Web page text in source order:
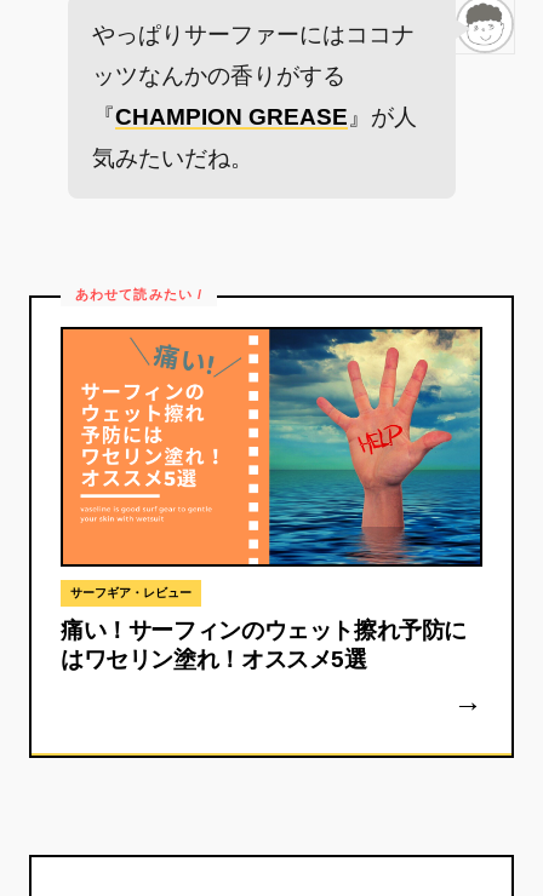
やっぱりサーファーにはココナ
ッツなんかの香りがする
『CHAMPION GREASE』が人
気みたいだね。
サーフギア・レビュー
痛い！サーフィンのウェット擦れ予防に
はワセリン塗れ！オススメ5選